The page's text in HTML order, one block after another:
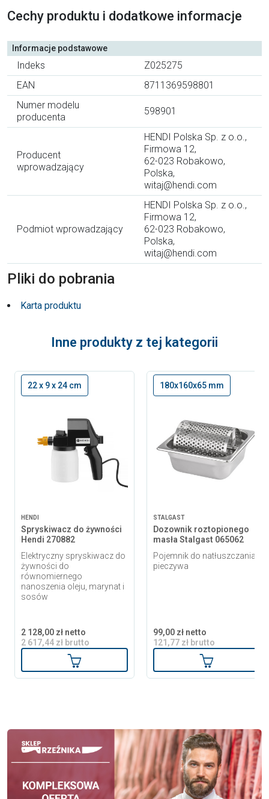
Cechy produktu i dodatkowe informacje
Informacje podstawowe
Indeks
Z025275
EAN
8711369598801
Numer modelu
producenta
598901
Producent
wprowadzający
HENDI Polska Sp. z o.o.,
Firmowa 12,
62-023 Robakowo,
Polska,
witaj@hendi.com
Podmiot wprowadzający
HENDI Polska Sp. z o.o.,
Firmowa 12,
62-023 Robakowo,
Polska,
witaj@hendi.com
Pliki do pobrania
Karta produktu
Inne produkty z tej kategorii
22 x 9 x 24 cm
HENDI
Spryskiwacz do żywności
Hendi 270882
Elektryczny spryskiwacz do
żywności do
równomiernego
nanoszenia oleju, marynat i
sosów
2 128,00 zł netto
2 617,44 zł brutto
Dodaj do koszyka
180x160x65 mm
STALGAST
Dozownik roztopionego
masła Stalgast 065062
Pojemnik do natłuszczania
pieczywa
99,00 zł netto
121,77 zł brutto
Dodaj do